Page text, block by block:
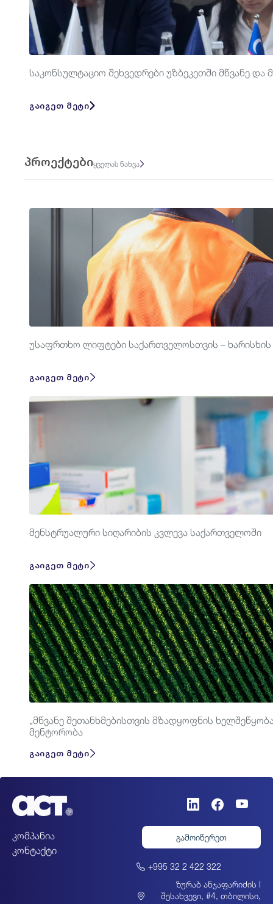
საკონსულტაციო შეხვედრები უზბეკეთში მწვანე
გაიგეთ მეტი
პროექტებიყველას ნახვა
უსაფრთხო ლიფტები საქართველოსთვის –
გაიგეთ მეტი
მენსტრუალური სიღარიბის კვლევა საქართველოში
გაიგეთ მეტი
„მწვანე შეთანხმებისთვის მზადყოფნის
მენტორობა
გაიგეთ მეტი
კომპანია
კონტაქტი
გამოიწერეთ
+995 32 2 422 322
ზურაბ ანჯაფარიძის I
შესახვევი, #4, თბილისი,